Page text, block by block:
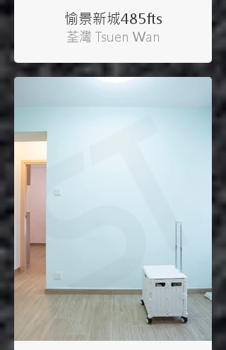
愉景新城485fts
荃灣 Tsuen Wan